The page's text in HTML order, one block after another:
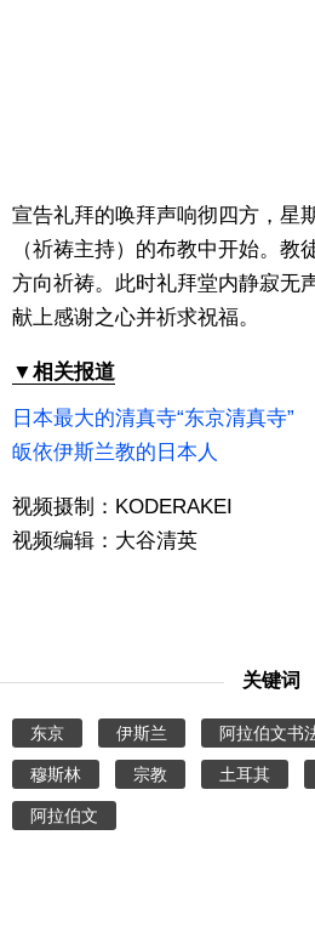
宣告礼拜的唤拜声响彻四方，星
（祈祷主持）的布教中开始。教
方向祈祷。此时礼拜堂内静寂无
献上感谢之心并祈求祝福。
▼相关报道
日本最大的清真寺“东京清真寺”
皈依伊斯兰教的日本人
视频摄制：KODERAKEI
视频编辑：大谷清英
关键词
东京 伊斯兰 阿拉伯文书
穆斯林 宗教 土耳其
阿拉伯文